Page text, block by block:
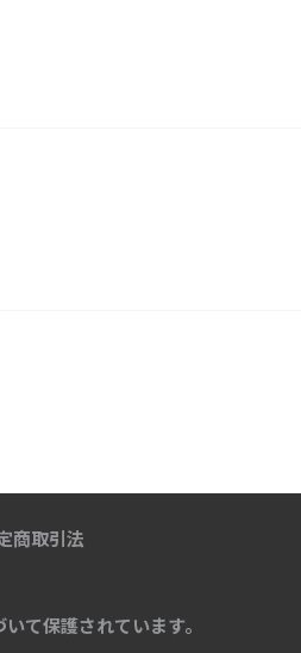
商取引法
て保護されています。